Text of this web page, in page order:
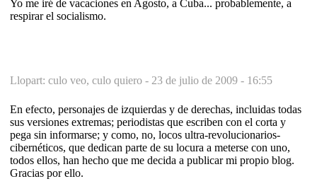
Yo me iré de vacaciones en Agosto, a Cuba... probablemente, a
respirar el socialismo.
Llopart: culo veo, culo quiero - 23 de julio de 2009 - 16:55
En efecto, personajes de izquierdas y de derechas, incluidas todas
sus versiones extremas; periodistas que escriben con el corta y
pega sin informarse; y como, no, locos ultra-revolucionarios-
cibernéticos, que dedican parte de su locura a meterse con uno,
todos ellos, han hecho que me decida a publicar mi propio blog.
Gracias por ello.